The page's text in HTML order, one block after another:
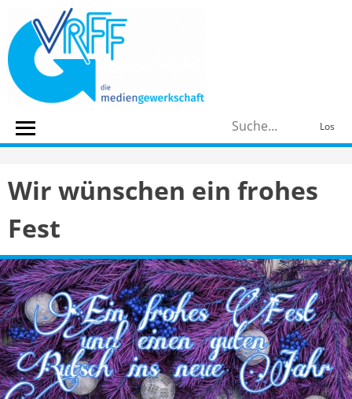
content
Los
Wir wünschen ein frohes
Fest